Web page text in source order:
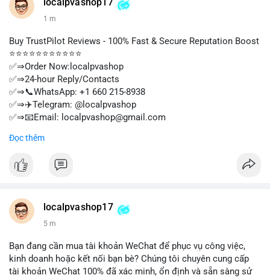
localpvashop17
1 m
Buy TrustPilot Reviews - 100% Fast & Secure Reputation Boost
⭐⭐⭐⭐⭐⭐⭐⭐⭐⭐⭐
✅⇒Order Now:localpvashop
✅⇒24-hour Reply/Contacts
✅⇒📞WhatsApp: +1 660 215-8938
✅⇒✈️Telegram: @localpvashop
✅⇒📧Email: localpvashop@gmail.com
Đọc thêm
localpvashop17
5 m
Bạn đang cần mua tài khoản WeChat để phục vụ công việc,
kinh doanh hoặc kết nối bạn bè? Chúng tôi chuyên cung cấp
tài khoản WeChat 100% đã xác minh, ổn định và sẵn sàng sử